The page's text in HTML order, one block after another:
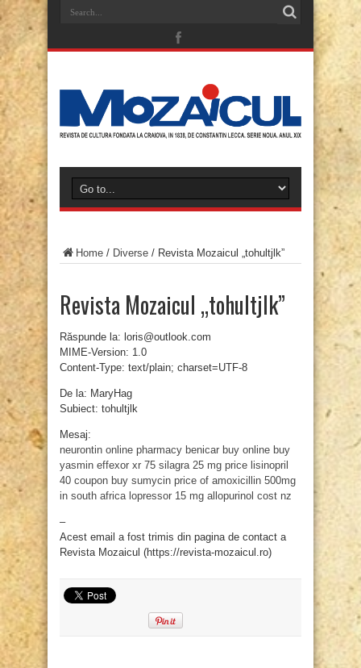
Home / Diverse / Revista Mozaicul „tohultjlk”
Revista Mozaicul „tohultjlk”
Răspunde la: loris@outlook.com
MIME-Version: 1.0
Content-Type: text/plain; charset=UTF-8
De la: MaryHag
Subiect: tohultjlk
Mesaj:
neurontin online pharmacy benicar buy online buy
yasmin effexor xr 75 silagra 25 mg price lisinopril
40 coupon buy sumycin price of amoxicillin 500mg
in south africa lopressor 15 mg allopurinol cost nz
–
Acest email a fost trimis din pagina de contact a
Revista Mozaicul (https://revista-mozaicul.ro)